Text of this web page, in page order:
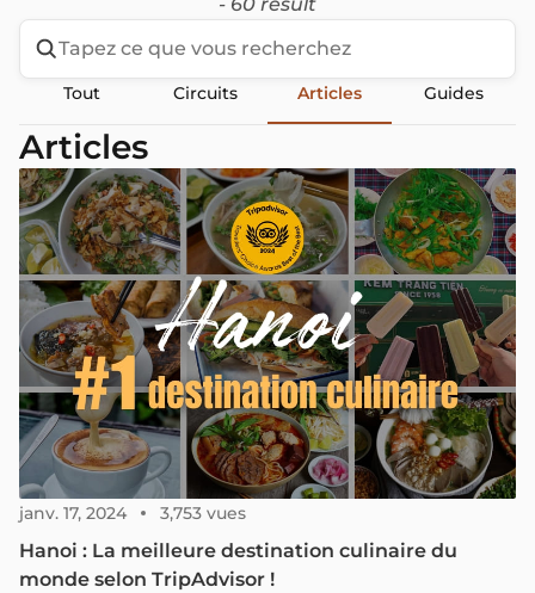
Tout Circuits Articles Guides
Articles
janv. 17, 2024 3,753 vues
Hanoi : La meilleure destination culinaire du
monde selon TripAdvisor !